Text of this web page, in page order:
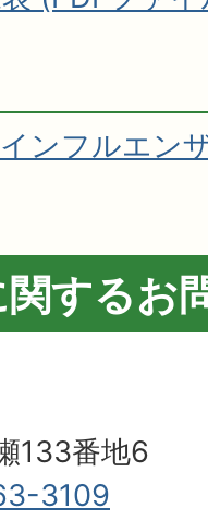
ンフルエン
するお
133番地6
3109